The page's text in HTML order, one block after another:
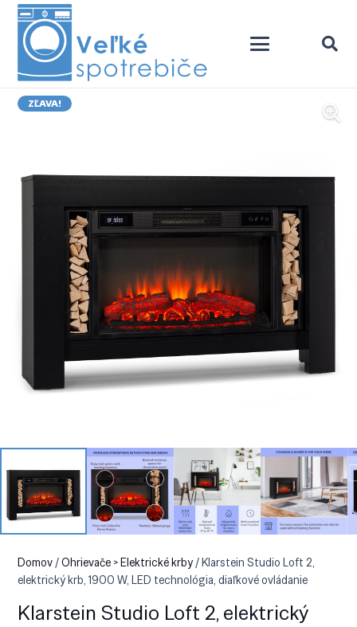
ZĽAVA!
Domov/Ohrievače > Elektrické krby/ Klarstein Studio Loft 2,
elektrický krb, 1900 W, LED technológia, diaľkové ovládanie
Klarstein Studio Loft 2, elektrický